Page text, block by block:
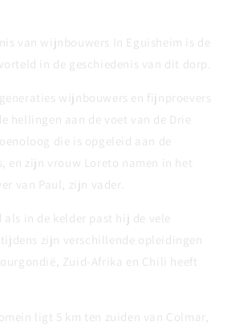
van wijnbouwers In Eguisheim is de
in de geschiedenis van dit dorp.
wijnbouwers en fijnproevers
hellingen aan de voet van de Drie
die is opgeleid aan de
en zijn vrouw Loreto namen in het
van Paul, zijn vader.
in de kelder past hij de vele
zijn verschillende opleidingen
Zuid-Afrika en Chili heeft
ligt 5 km ten zuiden van Colmar,